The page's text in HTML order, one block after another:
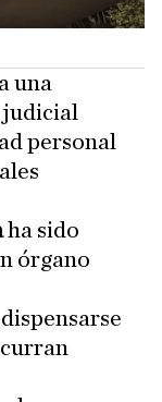
una
personal
ha sido
órgano